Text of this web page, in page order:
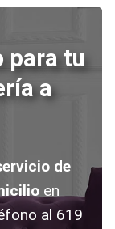
para tu
a
de
en
al 619